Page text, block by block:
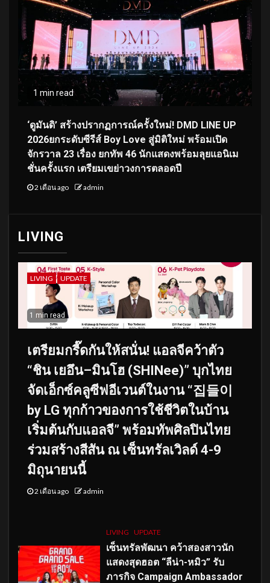
1 min read
‘ดูมันดิ’ สร้างปรากฏการณ์ครั้งใหม่! DMD LINE UP
2026ยกระดับซีรีส์ Boy Love สู่มิติใหม่ พร้อมเปิด
จักรวาล 23 เรื่อง ยกทัพ 46 นักแสดงพร้อมลุยแอนิเม
ชั่นครั้งแรก เตรียมเขย่าวงการตลอดปี
2 เดือน ago admin
LIVING
LIVING UPDATE
1 min read
เตรียมกรี๊ดกันให้สนั่น! แอลจีคว้าตัว
“ชิน เยอึน–มินโฮ (SHINee)” บุกไทย
จัดเอ็กซ์คลูซีฟอีเวนต์ในงาน “집들이
by LG ทุกก้าวของการใช้ชีวิตในบ้าน
เริ่มต้นกับแอลจี” พร้อมทัพศิลปินไทย
ร่วมสร้างสีสัน ณ เซ็นทรัลเวิลด์ 4-9
มิถุนายนนี้
2 เดือน ago admin
LIVING UPDATE
เซ็นทรัลพัฒนา คว้าสองสาวนัก
แสดงสุดฮอต “ลีน่า-หมิว” รับ
ภารกิจ Campaign Ambassador